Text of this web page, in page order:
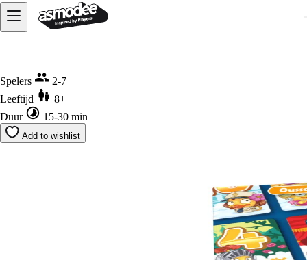
Spelers
2-7
Leeftijd
8+
Duur
15-30 min
Add to wishlist